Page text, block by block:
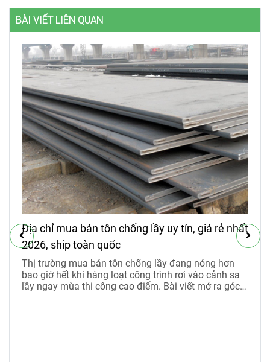
BÀI VIẾT LIÊN QUAN
Địa chỉ mua bán tôn chống lầy uy tín, giá rẻ nhất
2026, ship toàn quốc
Thị trường mua bán tôn chống lầy đang nóng hơn
bao giờ hết khi hàng loạt công trình rơi vào cảnh sa
lầy ngay mùa thi công cao điểm. Bài viết mở ra góc